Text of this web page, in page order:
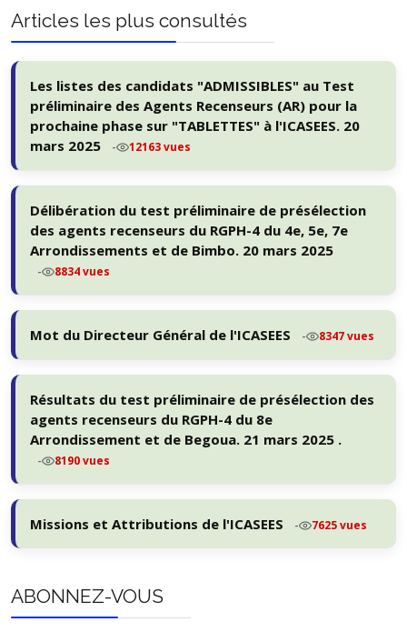
Précédent
Articles les plus consultés
Les listes des candidats "ADMISSIBLES" au Test
préliminaire des Agents Recenseurs (AR) pour la
prochaine phase sur "TABLETTES" à l'ICASEES. 20
mars 2025
- 12163 vues
Délibération du test préliminaire de présélection
des agents recenseurs du RGPH-4 du 4e, 5e, 7e
Arrondissements et de Bimbo. 20 mars 2025
- 8834 vues
Mot du Directeur Général de l'ICASEES - 8347 vues
Résultats du test préliminaire de présélection des
agents recenseurs du RGPH-4 du 8e
Arrondissement et de Begoua. 21 mars 2025 .
- 8190 vues
Missions et Attributions de l'ICASEES - 7625 vues
ABONNEZ-VOUS